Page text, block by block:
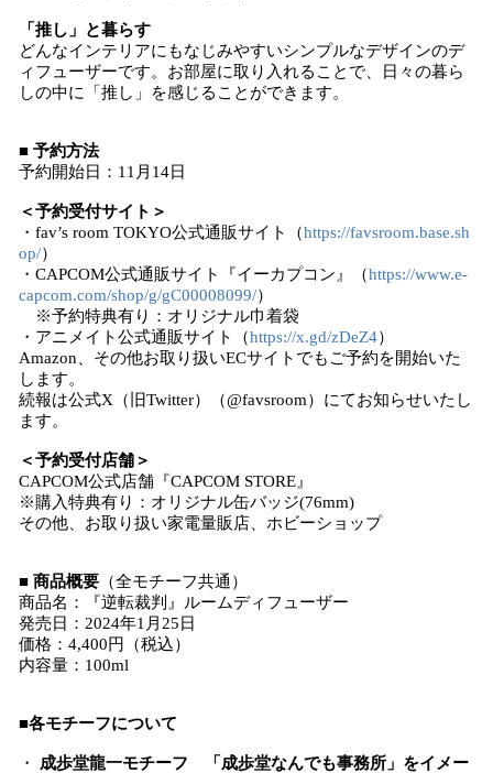
「推し」と暮らす
どんなインテリアにもなじみやすいシンプルなデザインのデ
ィフューザーです。お部屋に取り入れることで、日々の暮ら
しの中に「推し」を感じることができます。
■ 予約方法
予約開始日：11月14日
＜予約受付サイト＞
・fav’s room TOKYO公式通販サイト（https://favsroom.base.sh
op/）
・CAPCOM公式通販サイト『イーカプコン』（https://www.e-
capcom.com/shop/g/gC00008099/）
※予約特典有り：オリジナル巾着袋
・アニメイト公式通販サイト（https://x.gd/zDeZ4）
Amazon、その他お取り扱いECサイトでもご予約を開始いた
します。
続報は公式X（旧Twitter）（@favsroom）にてお知らせいたし
ます。
＜予約受付店舗＞
CAPCOM公式店舗『CAPCOM STORE』
※購入特典有り：オリジナル缶バッジ(76mm)
その他、お取り扱い家電量販店、ホビーショップ
■ 商品概要 （全モチーフ共通）
商品名：『逆転裁判』ルームディフューザー
発売日：2024年1月25日
価格：4,400円（税込）
内容量：100ml
■各モチーフについて
・ 成歩堂龍一モチーフ 「成歩堂なんでも事務所」をイメー